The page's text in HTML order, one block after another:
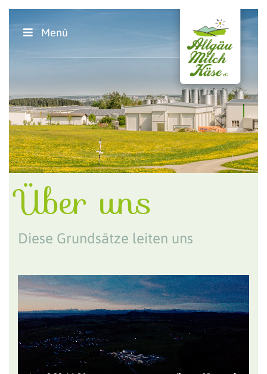
Menü
Über uns
Diese Grundsätze leiten uns